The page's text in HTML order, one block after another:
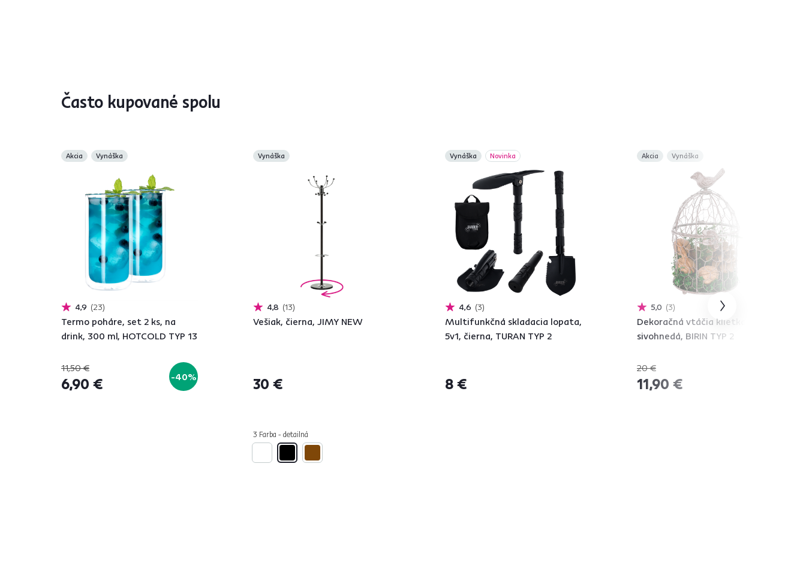
Často kupované spolu
Akcia Vynáška
4,9 23
Termo poháre, set 2 ks, na
drink, 300 ml, HOTCOLD TYP 13
11,50 €
6,90 € -40%
Vynáška
4,8 13
Vešiak, čierna, JIMY NEW
30 €
3 Farba - detailná
Vynáška Novinka
4,6 3
Multifunkčná skladacia lopata,
5v1, čierna, TURAN TYP 2
8 €
Akcia Vynáška
5,0 3
Dekoračná vtáčia klietka, kov,
sivohnedá, BIRIN TYP 2
20 €
11,90 €